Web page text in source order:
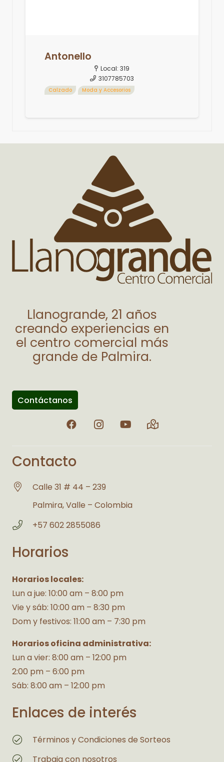
Antonello
Local: 319
3107785703
Calzado Moda y Accesorios
Llanogrande, 21 años
creando experiencias en
el centro comercial más
grande de Palmira.
Contáctanos
Contacto
Calle 31 # 44 – 239
Palmira, Valle – Colombia
+57 602 2855086
Horarios
Horarios locales:
Lun a jue: 10:00 am – 8:00 pm
Vie y sáb: 10:00 am – 8:30 pm
Dom y festivos: 11:00 am – 7:30 pm
Horarios oficina administrativa:
Lun a vier: 8:00 am – 12:00 pm
2:00 pm – 6:00 pm
Sáb: 8:00 am – 12:00 pm
Enlaces de interés
Términos y Condiciones de Sorteos
Trabaja con nosotros